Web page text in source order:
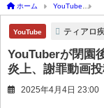
ホーム YouTube
YouTube ティアロ
YouTuberが閉園
炎上、謝罪動画
2025年4月4日 23:00